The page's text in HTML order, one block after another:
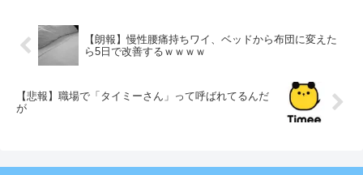
【朗報】慢性腰痛持ちワイ、ベッドから布団に変えた
ら5日で改善するｗｗｗｗ
【悲報】職場で「タイミーさん」って呼ばれてるんだ
が